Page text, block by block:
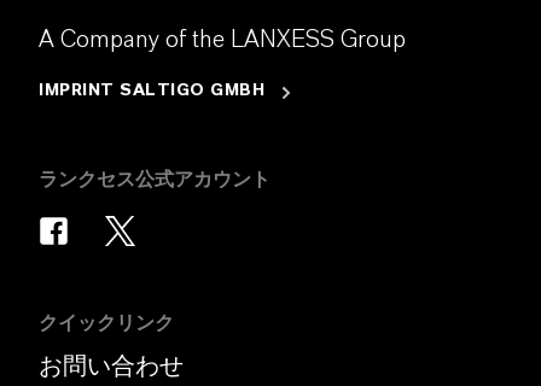
A Company of the LANXESS Group
IMPRINT SALTIGO GMBH
ランクセス公式アカウント
クイックリンク
お問い合わせ